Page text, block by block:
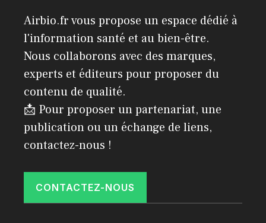
Airbio.fr vous propose un espace dédié à
l'information santé et au bien-être.
Nous collaborons avec des marques,
experts et éditeurs pour proposer du
contenu de qualité.
📩 Pour proposer un partenariat, une
publication ou un échange de liens,
contactez-nous !
CONTACTEZ-NOUS